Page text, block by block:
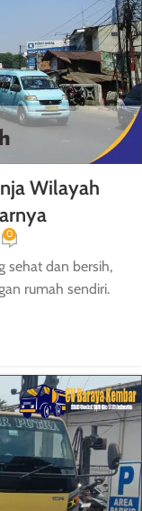
Wilayah
0
sehat dan bersih,
rumah sendiri.